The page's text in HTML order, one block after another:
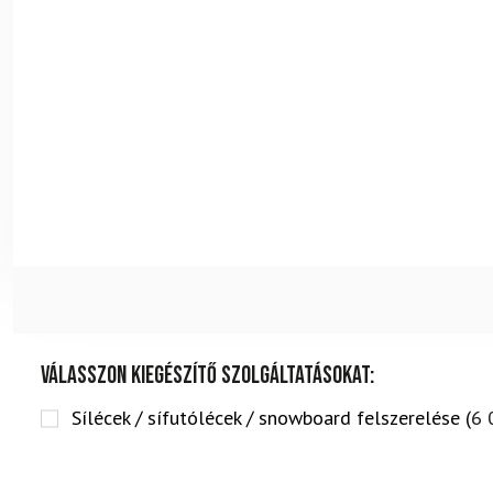
Válasszon kiegészítő szolgáltatásokat:
Sílécek / sífutólécek / snowboard felszerelése (6